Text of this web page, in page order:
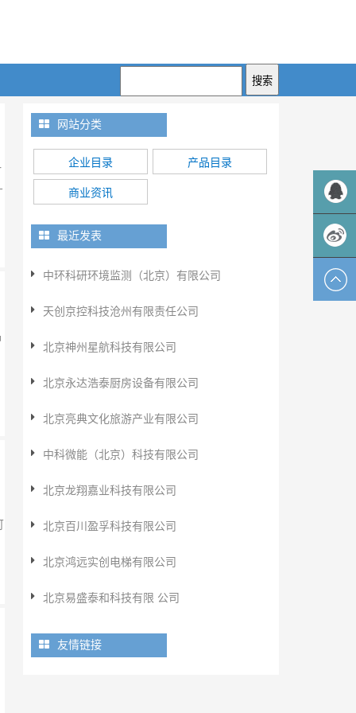
网站分类
企业目录 产品目录
商业资讯
最近发表
中环科研环境监测（北京）有限公司
天创京控科技沧州有限责任公司
北京神州星航科技有限公司
北京永达浩泰厨房设备有限公司
北京亮典文化旅游产业有限公司
中科微能（北京）科技有限公司
北京龙翔嘉业科技有限公司
北京百川盈孚科技有限公司
北京鸿远实创电梯有限公司
北京易盛泰和科技有限 公司
友情链接
QQ客服
新浪微